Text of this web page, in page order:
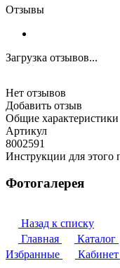
Отзывы
Загрузка отзывов...
Нет отзывов
Добавить отзыв
Общие характеристики
Артикул
8002591
Инструкции для этого
Фотогалерея
Назад к списку
Главная
Каталог
Избранные
Кабинет